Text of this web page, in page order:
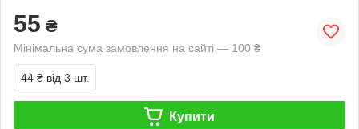
55 ₴
Мінімальна сума замовлення на сайті — 100 ₴
44 ₴ від 3 шт.
Купити